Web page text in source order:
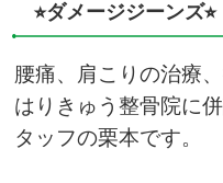
⭐︎ダメージジーンズ⭐︎
腰痛、肩こりの治療
はりきゅう整骨院に
タッフの栗本です。